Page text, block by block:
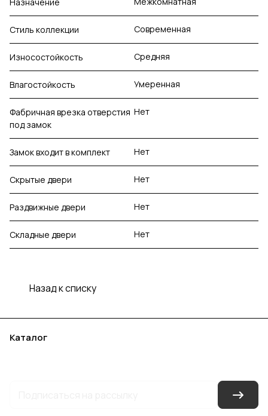
Назначение
Стиль коллекции Современная
Износостойкость Средняя
Влагостойкость Умеренная
Фабричная врезка отверстия
под замок
Нет
Замок входит в комплект Нет
Скрытые двери Нет
Раздвижные двери Нет
Складные двери Нет
Назад к списку
Каталог